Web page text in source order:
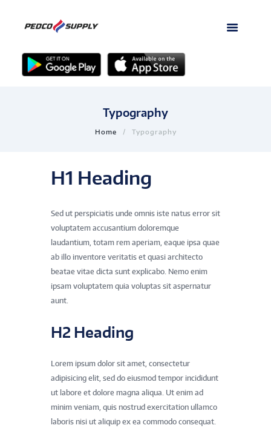
Typography
Home Typography
H1 Heading
Sed ut perspiciatis unde omnis iste natus error sit
voluptatem accusantium doloremque
laudantium, totam rem aperiam, eaque ipsa quae
ab illo inventore veritatis et quasi architecto
beatae vitae dicta sunt explicabo. Nemo enim
ipsam voluptatem quia voluptas sit aspernatur
aunt.
H2 Heading
Lorem ipsum dolor sit amet, consectetur
adipisicing elit, sed do eiusmod tempor incididunt
ut labore et dolore magna aliqua. Ut enim ad
minim veniam, quis nostrud exercitation ullamco
laboris nisi ut aliquip ex ea commodo consequat.